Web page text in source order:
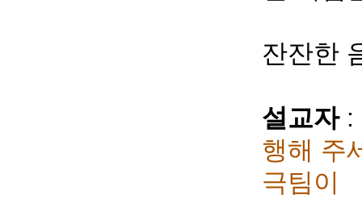
잔잔한
설교자:
행해 주
극팀이